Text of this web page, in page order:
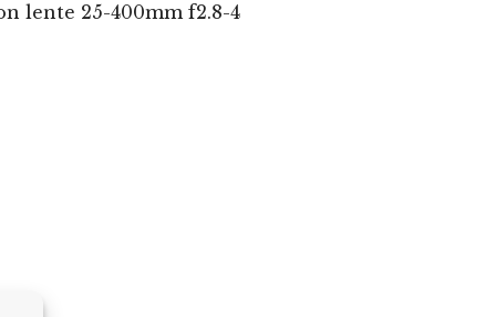
lente 25-400mm f2.8-4